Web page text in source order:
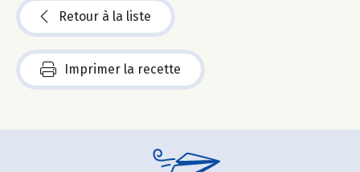
Retour à la liste
Imprimer la recette